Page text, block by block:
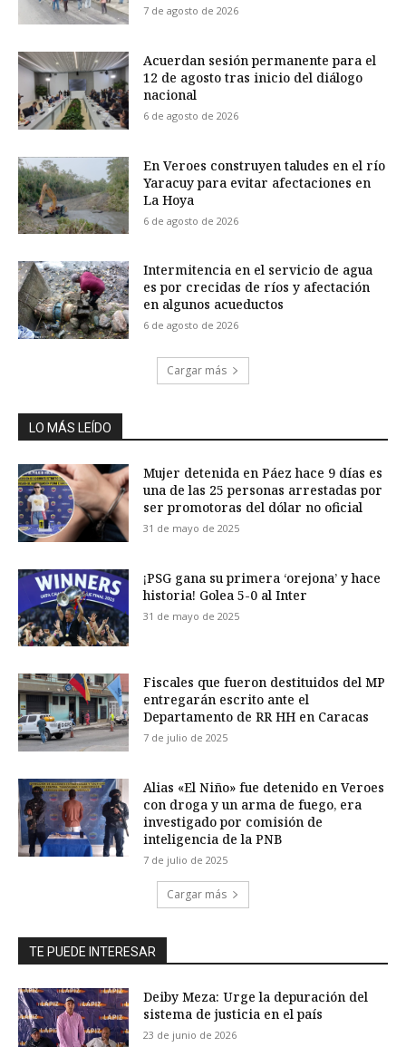
7 de agosto de 2026
Acuerdan sesión permanente para el
12 de agosto tras inicio del diálogo
nacional
6 de agosto de 2026
En Veroes construyen taludes en el río
Yaracuy para evitar afectaciones en
La Hoya
6 de agosto de 2026
Intermitencia en el servicio de agua
es por crecidas de ríos y afectación
en algunos acueductos
6 de agosto de 2026
Cargar más
LO MÁS LEÍDO
Mujer detenida en Páez hace 9 días es
una de las 25 personas arrestadas por
ser promotoras del dólar no oficial
31 de mayo de 2025
¡PSG gana su primera ‘orejona’ y hace
historia! Golea 5-0 al Inter
31 de mayo de 2025
Fiscales que fueron destituidos del MP
entregarán escrito ante el
Departamento de RR HH en Caracas
7 de julio de 2025
Alias «El Niño» fue detenido en Veroes
con droga y un arma de fuego, era
investigado por comisión de
inteligencia de la PNB
7 de julio de 2025
Cargar más
TE PUEDE INTERESAR
Deiby Meza: Urge la depuración del
sistema de justicia en el país
23 de junio de 2026